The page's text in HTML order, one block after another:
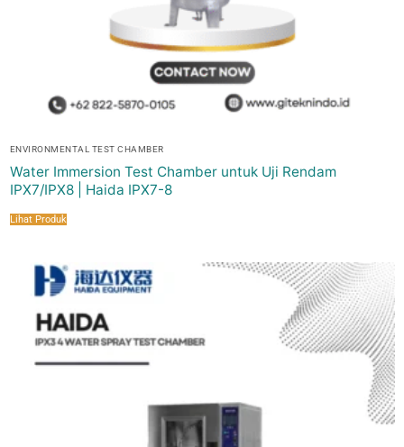
ENVIRONMENTAL TEST CHAMBER
Water Immersion Test Chamber untuk Uji Rendam
IPX7/IPX8 | Haida IPX7-8
Lihat Produk